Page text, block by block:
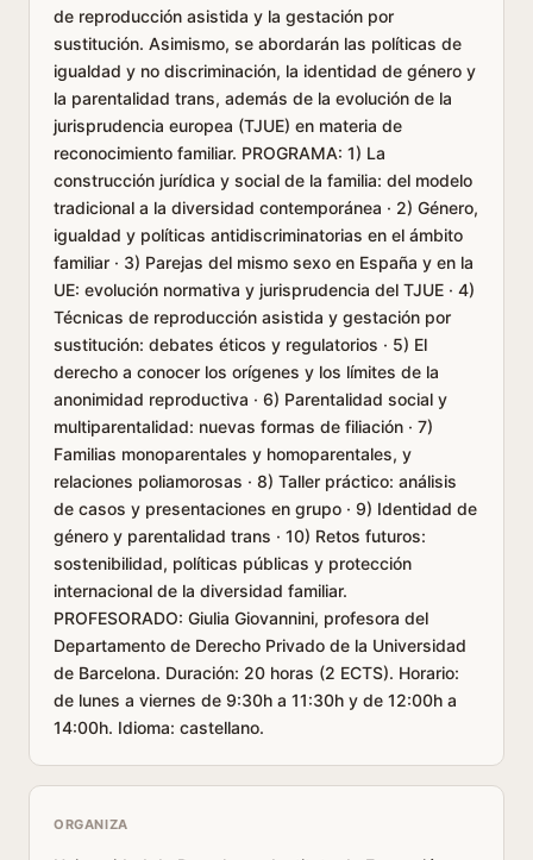
de reproducción asistida y la gestación por
sustitución. Asimismo, se abordarán las políticas de
igualdad y no discriminación, la identidad de género y
la parentalidad trans, además de la evolución de la
jurisprudencia europea (TJUE) en materia de
reconocimiento familiar. PROGRAMA: 1) La
construcción jurídica y social de la familia: del modelo
tradicional a la diversidad contemporánea · 2) Género,
igualdad y políticas antidiscriminatorias en el ámbito
familiar · 3) Parejas del mismo sexo en España y en la
UE: evolución normativa y jurisprudencia del TJUE · 4)
Técnicas de reproducción asistida y gestación por
sustitución: debates éticos y regulatorios · 5) El
derecho a conocer los orígenes y los límites de la
anonimidad reproductiva · 6) Parentalidad social y
multiparentalidad: nuevas formas de filiación · 7)
Familias monoparentales y homoparentales, y
relaciones poliamorosas · 8) Taller práctico: análisis
de casos y presentaciones en grupo · 9) Identidad de
género y parentalidad trans · 10) Retos futuros:
sostenibilidad, políticas públicas y protección
internacional de la diversidad familiar.
PROFESORADO: Giulia Giovannini, profesora del
Departamento de Derecho Privado de la Universidad
de Barcelona. Duración: 20 horas (2 ECTS). Horario:
de lunes a viernes de 9:30h a 11:30h y de 12:00h a
14:00h. Idioma: castellano.
ORGANIZA